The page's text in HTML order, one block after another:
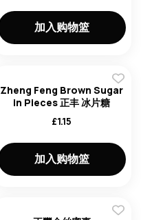
加入购物篮
Zheng Feng Brown Sugar
in Pieces 正丰 冰片糖
£1.15
加入购物篮